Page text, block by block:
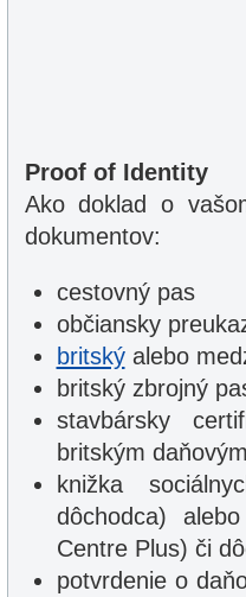
Proof of Identity
Ako doklad o
dokumentov:
cestovný pas
občiansky
britskýalebo
britský zbrojný
stavbársky
britským
knižka
dôchodca)
Centre Plus) či
potvrdenie o